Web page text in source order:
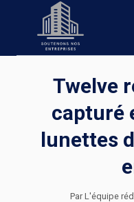
Twelve
capturé
lunettes
Par L'équipe